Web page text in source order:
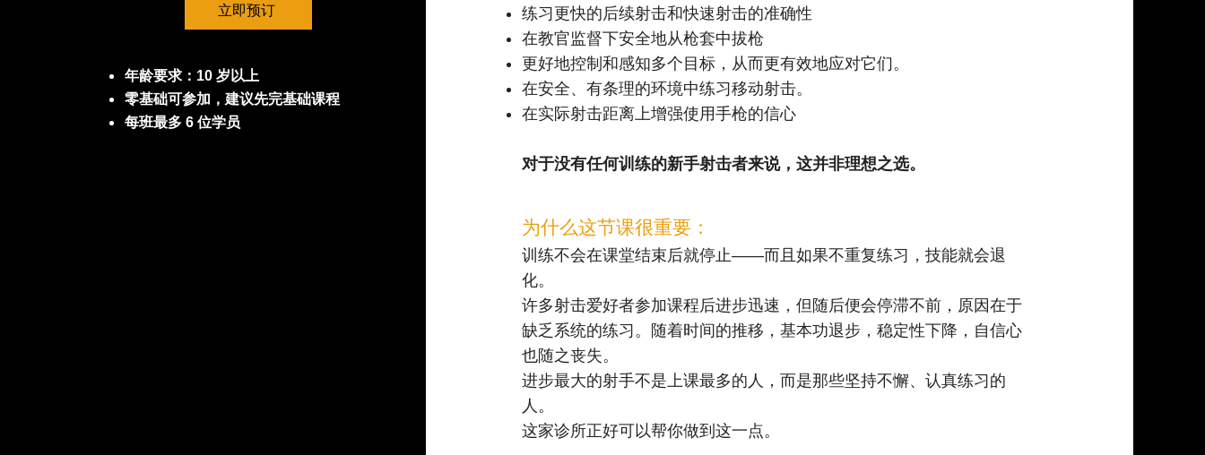
立即预订
年龄要求：10 岁以上
零基础可参加，建议先完基础课程
每班最多 6 位学员
练习更快的后续射击和快速射击的准确性
在教官监督下安全地从枪套中拔枪
更好地控制和感知多个目标，从而更有效地应对它们。
在安全、有条理的环境中练习移动射击。
在实际射击距离上增强使用手枪的信心
对于没有任何训练的新手射击者来说，这并非理想之选。
为什么这节课很重要：
训练不会在课堂结束后就停止——而且如果不重复练习，技能就会退
化。
许多射击爱好者参加课程后进步迅速，但随后便会停滞不前，原因在于
缺乏系统的练习。随着时间的推移，基本功退步，稳定性下降，自信心
也随之丧失。
进步最大的射手不是上课最多的人，而是那些坚持不懈、认真练习的
人。
这家诊所正好可以帮你做到这一点。